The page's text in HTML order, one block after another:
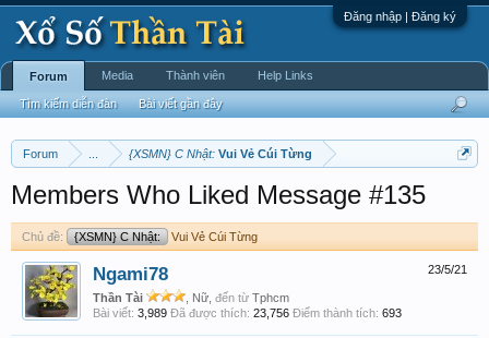
Đăng nhập | Đăng ký
Forum {XSMN} C Nhật: Vui Vẻ Cúi Từng
Members Who Liked Message #135
Chủ đề: {XSMN} C Nhật: Vui Vẻ Cúi Từng
23/5/21
Ngami78
Thần Tài , Nữ, đến từ Tphcm
Bài viết: 3,989 Đã được thích: 23,756 Điểm thành tích: 693
Forum
Tìm kiếm diễn đàn Bài viết gần đây
Media Thành viên Help Links